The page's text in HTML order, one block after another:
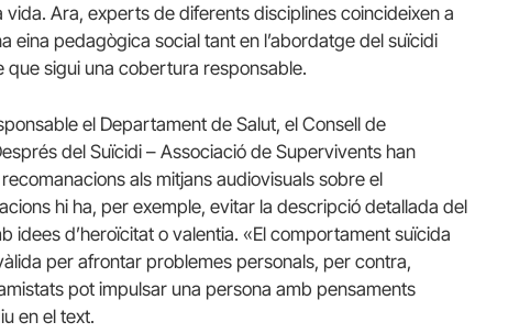
Ara, experts de diferents disciplines coincideixen a
eina pedagògica social tant en l’abordatge del suïcidi
sigui una cobertura responsable.
el Departament de Salut, el Consell de
del Suïcidi – Associació de Supervivents han
als mitjans audiovisuals sobre el
hi ha, per exemple, evitar la descripció detallada del
idees d’heroïcitat o valentia. «El comportament suïcida
per afrontar problemes personals, per contra,
pot impulsar una persona amb pensaments
en el text.